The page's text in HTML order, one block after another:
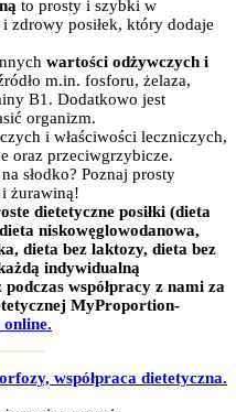
to prosty i szybki w
zdrowy posiłek, który dodaje
wartości odżywczych i
m.in. fosforu, żelaza,
B1. Dodatkowo jest
organizm.
i właściwości leczniczych,
oraz przeciwgrzybicze.
słodko? Poznaj prosty
żurawiną!
dietetyczne posiłki (dieta
niskowęglowodanowa,
dieta bez laktozy, dieta bez
indywidualną
współpracy z nami za
MyProportion-
online.
współpraca dietetyczna.